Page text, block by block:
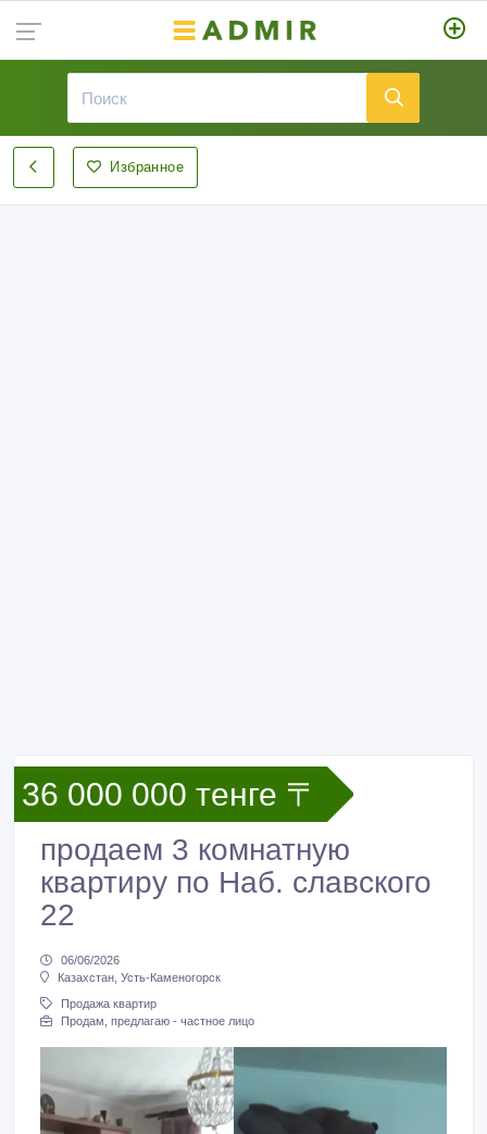
Избранное
36 000 000 тенге 〒
продаем 3 комнатную
квартиру по Наб. славского
22
06/06/2026
Казахстан, Усть-Каменогорск
Продажа квартир
Продам, предлагаю - частное лицо